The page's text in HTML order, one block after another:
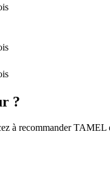
?
à recommander TAMEL